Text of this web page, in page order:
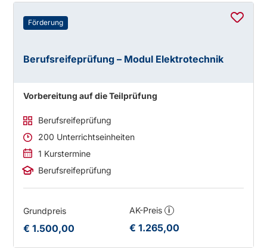
Förderung
Berufsreifeprüfung – Modul Elektrotechnik
Vorbereitung auf die Teilprüfung
Berufsreifeprüfung
200 Unterrichtseinheiten
1 Kurstermine
Berufsreifeprüfung
Grundpreis
€ 1.500,00
AK-Preis i
€ 1.265,00